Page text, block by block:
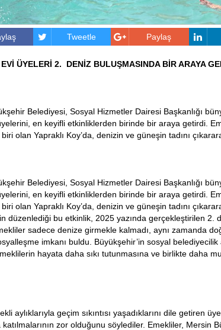
Tweetle Paylaş
ÜYELERİ 2. DENİZ BULUŞMASINDA BİR ARAYA
Belediyesi, Sosyal Hizmetler Dairesi Başkanlığı
en keyifli etkinliklerden birinde bir araya getirdi.
olan Yapraklı Koy’da, denizin ve güneşin tadını
Belediyesi, Sosyal Hizmetler Dairesi Başkanlığı
en keyifli etkinliklerden birinde bir araya getirdi.
olan Yapraklı Koy’da, denizin ve güneşin tadını
düzenlediği bu etkinlik, 2025 yazında gerçekleştirilen 2.
sadece denize girmekle kalmadı, aynı zamanda
imkanı buldu. Büyükşehir’in sosyal belediyecilik
hayata daha sıkı tutunmasına ve birlikte daha
aylıklarıyla geçim sıkıntısı yaşadıklarını dile getiren
katılmalarının zor olduğunu söylediler. Emekliler, Mersin